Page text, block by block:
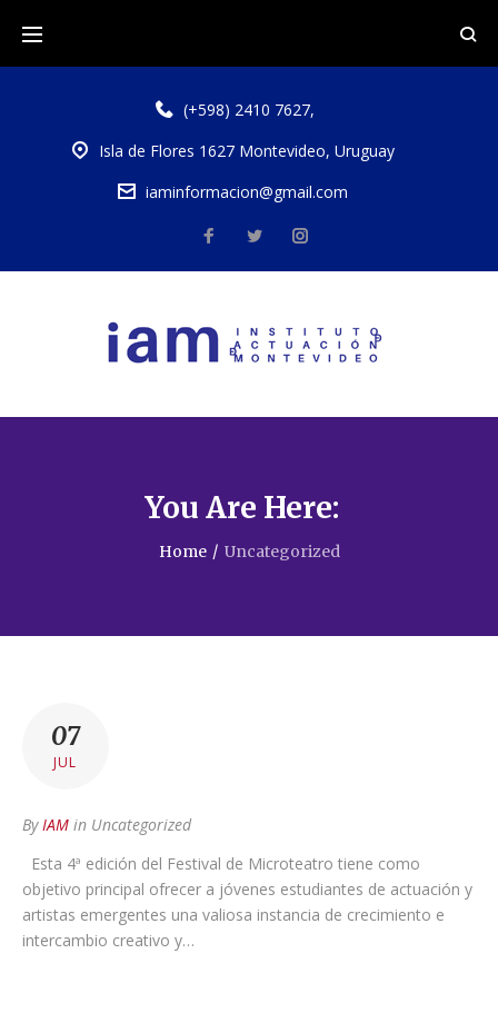
(+598) 2410 7627,
Isla de Flores 1627 Montevideo, Uruguay
iaminformacion@gmail.com
You Are Here:
Home / Uncategorized
07
JUL
ByIAM in Uncategorized
Esta 4ª edición del Festival de Microteatro tiene como
objetivo principal ofrecer a jóvenes estudiantes de actuación y
artistas emergentes una valiosa instancia de crecimiento e
intercambio creativo y…